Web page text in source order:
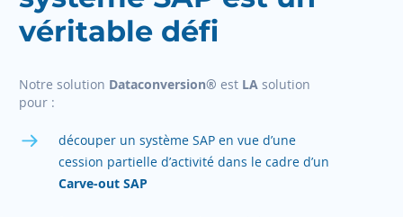
véritable défi
Notre solution Dataconversion® est LA solution
pour :
découper un système SAP en vue d’une
cession partielle d’activité dans le cadre d’un
Carve-out SAP